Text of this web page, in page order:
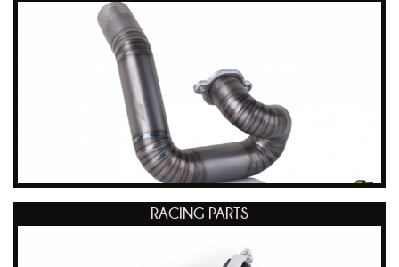
RACING PARTS